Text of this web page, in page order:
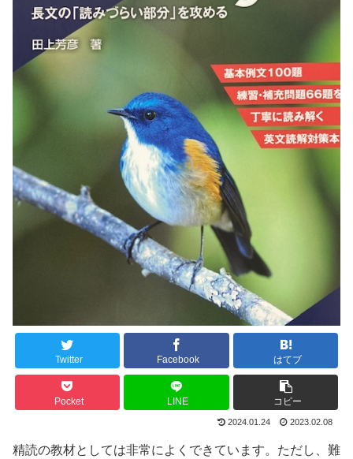
Twitter Facebook はてブ
Pocket LINE コピー
2024.01.24 2023.02.08
精読の教材としては非常によくできています。ただし、難